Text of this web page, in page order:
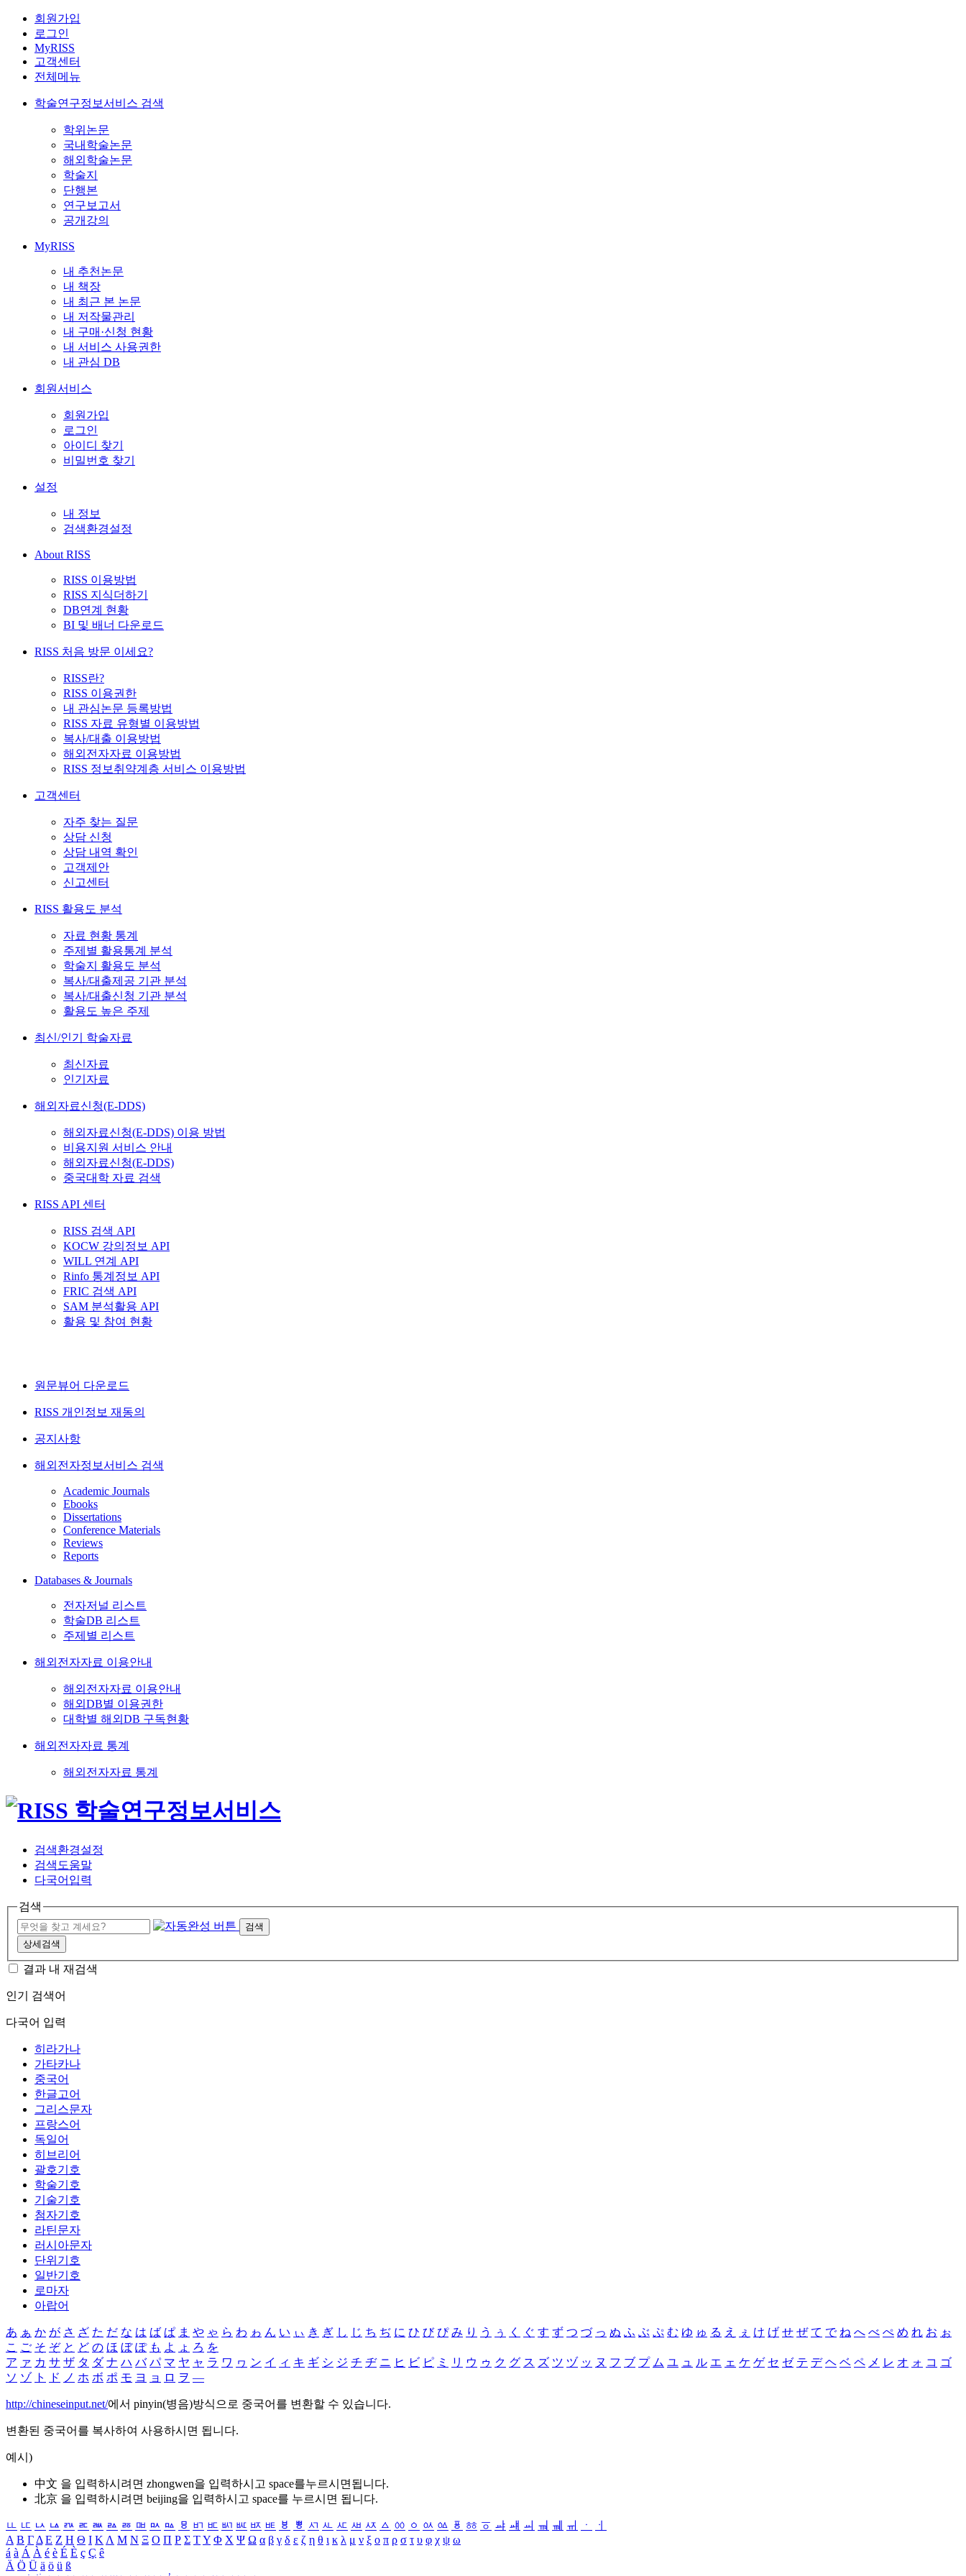
회원가입
로그인
MyRISS
고객센터
전체메뉴
학술연구정보서비스 검색
학위논문
국내학술논문
해외학술논문
학술지
단행본
연구보고서
공개강의
MyRISS
내 추천논문
내 책장
내 최근 본 논문
내 저작물관리
내 구매·신청 현황
내 서비스 사용권한
내 관심 DB
회원서비스
회원가입
로그인
아이디 찾기
비밀번호 찾기
설정
내 정보
검색환경설정
About RISS
RISS 이용방법
RISS 지식더하기
DB연계 현황
BI 및 배너 다운로드
RISS 처음 방문 이세요?
RISS란?
RISS 이용권한
내 관심논문 등록방법
RISS 자료 유형별 이용방법
복사/대출 이용방법
해외전자자료 이용방법
RISS 정보취약계층 서비스 이용방법
고객센터
자주 찾는 질문
상담 신청
상담 내역 확인
고객제안
신고센터
RISS 활용도 분석
자료 현황 통계
주제별 활용통계 분석
학술지 활용도 분석
복사/대출제공 기관 분석
복사/대출신청 기관 분석
활용도 높은 주제
최신/인기 학술자료
최신자료
인기자료
해외자료신청(E-DDS)
해외자료신청(E-DDS) 이용 방법
비용지원 서비스 안내
해외자료신청(E-DDS)
중국대학 자료 검색
RISS API 센터
RISS 검색 API
KOCW 강의정보 API
WILL 연계 API
Rinfo 통계정보 API
FRIC 검색 API
SAM 분석활용 API
활용 및 참여 현황
원문뷰어 다운로드
RISS 개인정보 재동의
공지사항
해외전자정보서비스 검색
Academic Journals
Ebooks
Dissertations
Conference Materials
Reviews
Reports
Databases & Journals
전자저널 리스트
학술DB 리스트
주제별 리스트
해외전자자료 이용안내
해외전자자료 이용안내
해외DB별 이용권한
대학별 해외DB 구독현황
해외전자자료 통계
해외전자자료 통계
검색환경설정
검색도움말
다국어입력
검색
검색
상세검색
결과 내 재검색
인기 검색어
다국어 입력
히라가나
가타카나
중국어
한글고어
그리스문자
프랑스어
독일어
히브리어
괄호기호
학술기호
기술기호
첨자기호
라틴문자
러시아문자
단위기호
일반기호
로마자
아랍어
あ ぁ か が さ ざ た だ な は ば ぱ ま や ゃ ら わ ゎ ん い ぃ き ぎ し じ ち ぢ に ひ び ぴ み り う ぅ く ぐ す ず つ づ っ ぬ ふ ぶ ぷ む ゆ ゅ る え ぇ け げ せ ぜ て で ね へ べ ぺ め れ お ぉ
こ ご そ ぞ と ど の ほ ぼ ぽ も よ ょ ろ を
ア ァ カ サ ザ タ ダ ナ ハ バ パ マ ヤ ャ ラ ワ ヮ ン イ ィ キ ギ シ ジ チ ヂ ニ ヒ ビ ピ ミ リ ウ ゥ ク グ ス ズ ツ ヅ ッ ヌ フ ブ プ ム ユ ュ ル エ ェ ケ ゲ セ ゼ テ デ ヘ ベ ペ メ レ オ ォ コ ゴ
ソ ゾ ト ド ノ ホ ボ ポ モ ヨ ョ ロ ヲ ―
http://chineseinput.net/에서 pinyin(병음)방식으로 중국어를 변환할 수 있습니다.
변환된 중국어를 복사하여 사용하시면 됩니다.
예시)
中文 을 입력하시려면 zhongwen을 입력하시고 space를누르시면됩니다.
北京 을 입력하시려면 beijing을 입력하시고 space를 누르시면 됩니다.
ㅥ ㅦ ㅧ ㅨ ㅩ ㅪ ㅫ ㅬ ㅭ ㅮ ㅯ ㅰ ㅱ ㅲ ㅳ ㅴ ㅵ ㅶ ㅷ ㅸ ㅹ ㅺ ㅻ ㅼ ㅽ ㅾ ㅿ ㆀ ㆁ ㆂ ㆃ ㆄ ㆅ ㆆ ㆇ ㆈ ㆉ ㆊ ㆋ ㆌ ㆍ
ㆎ
Α Β ΓΔ Ε Ζ Η Θ Ι ΚΛ Μ Ν Ξ Ο Π Ρ Σ ΤΥ Φ Χ Ψ Ω α β γ δ ε ζ η θ ι κ λ μ ν ξ ο π ρ σ τ υ φ χ ψ ω
á à Á À é è É È ç Ç ê
Ä Ö Ü ä ö ü ß